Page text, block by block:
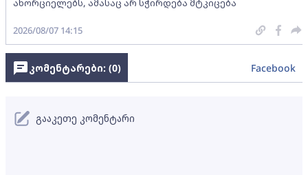
ახორციელებს, ამასაც არ სჭირდება მტკიცება
2026/08/07 14:15
კომენტარები: (0) Facebook
გააკეთე კომენტარი